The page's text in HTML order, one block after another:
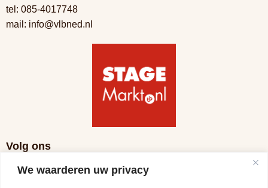
We waarderen uw privacy
tel: 085-4017748
mail: info@vlbned.nl
Volg ons